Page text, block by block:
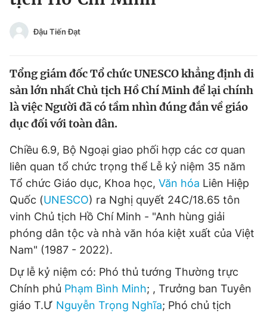
Chào ngày mới
Video Magazine
Sản phẩm khác
Tiện ích Bạn cần biết
Thông tin tòa soạn Liên hệ quảng cáo
Đọc Thanh Niên trên điện thoại
Đăng xuất
Đậu Tiến Đạt
Tổng giám đốc Tổ chức UNESCO khẳng định di
sản lớn nhất Chủ tịch Hồ Chí Minh để lại chính
là việc Người đã có tầm nhìn đúng đắn về giáo
dục đối với toàn dân.
Chiều 6.9, Bộ Ngoại giao phối hợp các cơ quan
liên quan tổ chức trọng thể Lễ kỷ niệm 35 năm
Tổ chức Giáo dục, Khoa học, Văn hóa Liên Hiệp
Quốc (UNESCO) ra Nghị quyết 24C/18.65 tôn
vinh Chủ tịch Hồ Chí Minh - "Anh hùng giải
phóng dân tộc và nhà văn hóa kiệt xuất của Việt
Nam" (1987 - 2022).
Dự lễ kỷ niệm có: Phó thủ tướng Thường trực
Chính phủ Phạm Bình Minh; , Trưởng ban Tuyên
giáo T.Ư Nguyễn Trọng Nghĩa; Phó chủ tịch